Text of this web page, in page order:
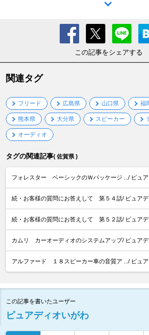
この記事をシェアする
関連タグ
フリード 広島県 山口県 福
熊本県 大分県 スピーカー
オーディオ
タグの関連記事( 佐賀県 )
フォレスター ベーシックのＷパッケージ .../ ピュ
続・お客様の質問にお答えして 第５４話/ ピュア
続・お客様の質問にお答えして 第５２話/ ピュア
カムリ カーオーディオのシステムアップ/ ピュア
アルファード １８スピーカー車の音質ア .../ ピュ
この記事を書いたユーザー
ピュアディオいがわ